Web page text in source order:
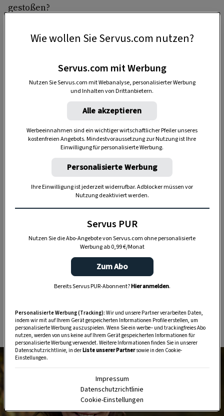
gestoßen?
Anzeige
Dicker als das Fell der Leut sind bloß
die Felsen am Kofel oder die
Traditionen, die scheinbar sogar die
Berge und erst recht jede Frage
den Tod.
Wie wollen Sie Servus.com nutzen?
Servus.com mit Werbung
Nutzen Sie Servus.com mit Webanalyse, personalisierter Werbung
und Inhalten von Drittanbietern.
Alle akzeptieren
Werbeeinnahmen sind ein wichtiger wirtschaftlicher Pfeiler unseres
kostenfreien Angebots. Mindestvoraussetzung zur Nutzung ist Ihre
Einwilligung für personalisierte Werbung.
Personalisierte Werbung
Ihre Einwilligung ist jederzeit widerrufbar. Adblocker müssen vor
Nutzung deaktiviert werden.
Servus PUR
Nutzen Sie die Abo-Angebote von Servus.com ohne personalisierte
Werbung ab 0,99 €/Monat
Zum Abo
Bereits Servus PUR-Abonnent?Hier anmelden.
Personalisierte Werbung (Tracking): Wir und unsere Partner verarbeiten Daten,
indem wir mit auf Ihrem Gerät gespeicherten Informationen Profile erstellen, um
personalisierte Werbung auszuspielen. Wenn Sie ein werbe– und trackingfreies Abo
nutzen, werden von uns keine auf Ihrem Gerät gespeicherten Informationen für
personalisierte Werbung verwendet. Weitere Informationen finden Sie in unserer
Datenschutzrichtlinie, in derListe unserer Partnersowie in den Cookie-
Einstellungen.
Impressum
Datenschutzrichtlinie
Cookie-Einstellungen